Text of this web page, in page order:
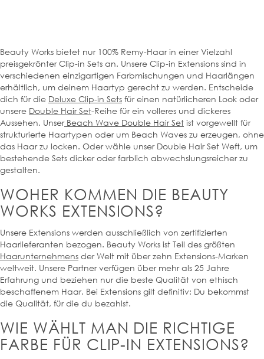
Beauty Works bietet nur 100% Remy-Haar in einer Vielzahl
preisgekrönter Clip-in Sets an. Unsere Clip-in Extensions sind in
verschiedenen einzigartigen Farbmischungen und Haarlängen
erhältlich, um deinem Haartyp gerecht zu werden. Entscheide
dich für die Deluxe Clip-in Sets für einen natürlicheren Look oder
unsere Double Hair Set-Reihe für ein volleres und dickeres
Aussehen. UnserBeach Wave Double Hair Set ist vorgewellt für
strukturierte Haartypen oder um Beach Waves zu erzeugen, ohne
das Haar zu locken. Oder wähle unser Double Hair Set Weft, um
bestehende Sets dicker oder farblich abwechslungsreicher zu
gestalten.
WOHER KOMMEN DIE BEAUTY
WORKS EXTENSIONS?
Unsere Extensions werden ausschließlich von zertifizierten
Haarlieferanten bezogen. Beauty Works ist Teil des größten
Haarunternehmens der Welt mit über zehn Extensions-Marken
weltweit. Unsere Partner verfügen über mehr als 25 Jahre
Erfahrung und beziehen nur die beste Qualität von ethisch
beschaffenem Haar. Bei Extensions gilt definitiv: Du bekommst
die Qualität, für die du bezahlst.
WIE WÄHLT MAN DIE RICHTIGE
FARBE FÜR CLIP-IN EXTENSIONS?